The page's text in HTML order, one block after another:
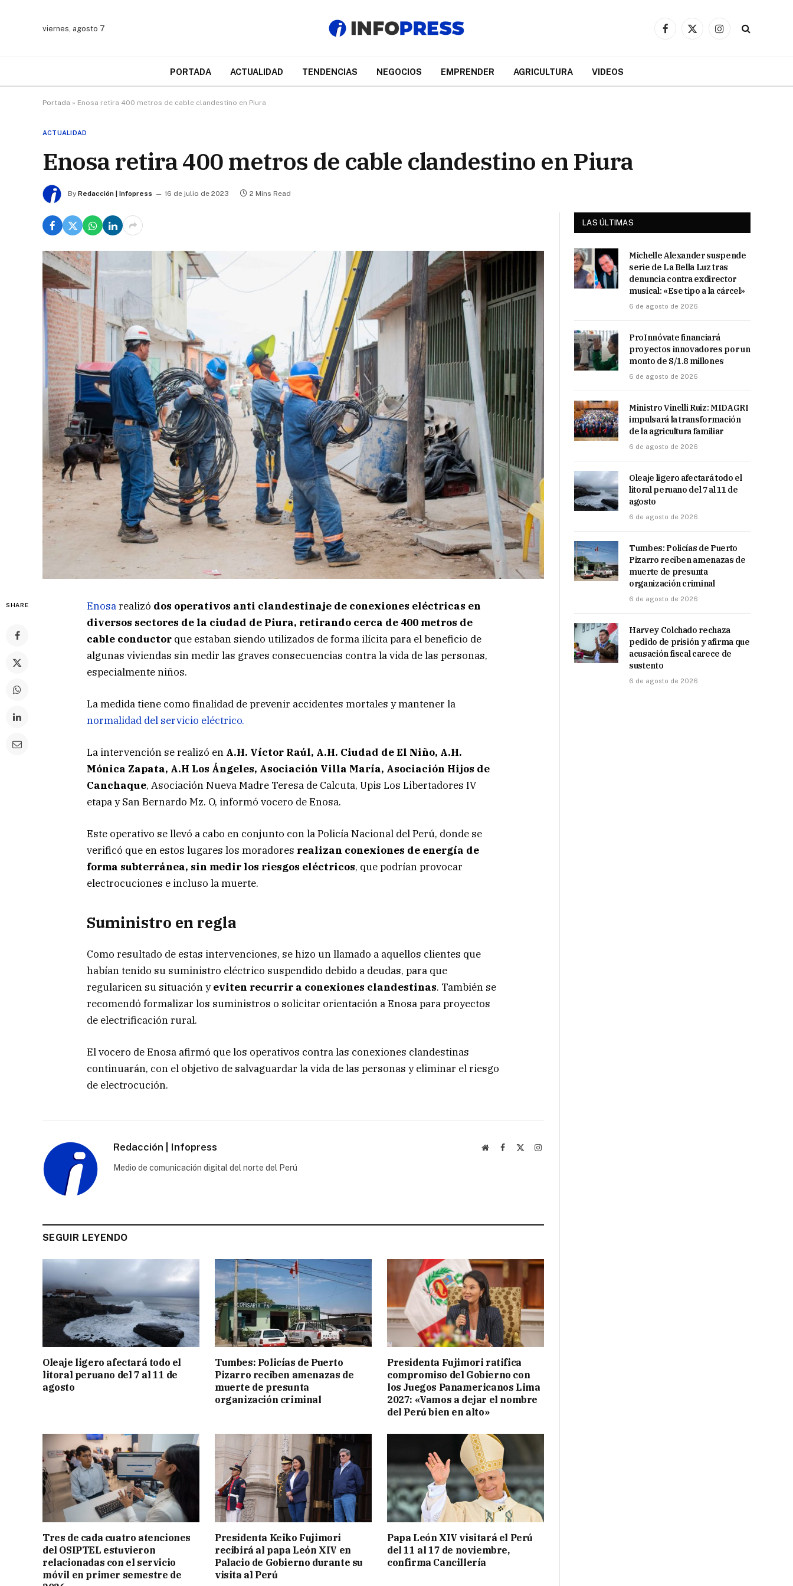
viernes, agosto 7
Facebook
X
Instagram
PORTADA ACTUALIDAD TENDENCIAS NEGOCIOS EMPRENDER AGRICULTURA VIDEOS
Portada » Enosa retira 400 metros de cable clandestino en Piura
ACTUALIDAD
Enosa retira 400 metros de cable clandestino en Piura
By Redacción | Infopress 16 de julio de 2023 2 Mins Read
SHARE Enosarealizó dos operativos anti clandestinaje de conexiones eléctricas en
diversos sectores de la ciudad de Piura, retirando cerca de 400 metros de
cable conductor que estaban siendo utilizados de forma ilícita para el beneficio de
algunas viviendas sin medir las graves consecuencias contra la vida de las personas,
especialmente niños.
La medida tiene como finalidad de prevenir accidentes mortales y mantener la
normalidad del servicio eléctrico.
La intervención se realizó en A.H. Víctor Raúl, A.H. Ciudad de El Niño, A.H.
Mónica Zapata, A.H Los Ángeles, Asociación Villa María, Asociación Hijos de
Canchaque, Asociación Nueva Madre Teresa de Calcuta, Upis Los Libertadores IV
etapa y San Bernardo Mz. O, informó vocero de Enosa.
Este operativo se llevó a cabo en conjunto con la Policía Nacional del Perú, donde se
verificó que en estos lugares los moradores realizan conexiones de energía de
forma subterránea, sin medir los riesgos eléctricos, que podrían provocar
electrocuciones e incluso la muerte.
Suministro en regla
Como resultado de estas intervenciones, se hizo un llamado a aquellos clientes que
habían tenido su suministro eléctrico suspendido debido a deudas, para que
regularicen su situación yeviten recurrir a conexiones clandestinas. También se
recomendó formalizar los suministros o solicitar orientación a Enosa para proyectos
de electrificación rural.
El vocero de Enosa afirmó que los operativos contra las conexiones clandestinas
continuarán, con el objetivo de salvaguardar la vida de las personas y eliminar el riesgo
de electrocución.
Redacción | Infopress WebsiteFacebook Instagram
Medio de comunicación digital del norte del Perú
SEGUIR LEYENDO
Oleaje ligero afectará todo el
litoral peruano del 7 al 11 de
agosto
Tumbes: Policías de Puerto
Pizarro reciben amenazas de
muerte de presunta
organización criminal
Presidenta Fujimori ratifica
compromiso del Gobierno con
los Juegos Panamericanos Lima
2027: «Vamos a dejar el nombre
del Perú bien en alto»
Tres de cada cuatro atenciones
del OSIPTEL estuvieron
relacionadas con el servicio
móvil en primer semestre de
Presidenta Keiko Fujimori
recibirá al papa León XIV en
Palacio de Gobierno durante su
visita al Perú
Papa León XIV visitará el Perú
del 11 al 17 de noviembre,
confirma Cancillería
LAS ÚLTIMAS
Michelle Alexander suspende
serie de La Bella Luz tras
denuncia contra exdirector
musical: «Ese tipo a la cárcel»
6 de agosto de 2026
ProInnóvate financiará
proyectos innovadores por un
monto de S/1.8 millones
6 de agosto de 2026
Ministro Vinelli Ruiz: MIDAGRI
impulsará la transformación
de la agricultura familiar
6 de agosto de 2026
Oleaje ligero afectará todo el
litoral peruano del 7 al 11 de
agosto
6 de agosto de 2026
Tumbes: Policías de Puerto
Pizarro reciben amenazas de
muerte de presunta
organización criminal
6 de agosto de 2026
Harvey Colchado rechaza
pedido de prisión y afirma que
acusación fiscal carece de
sustento
6 de agosto de 2026